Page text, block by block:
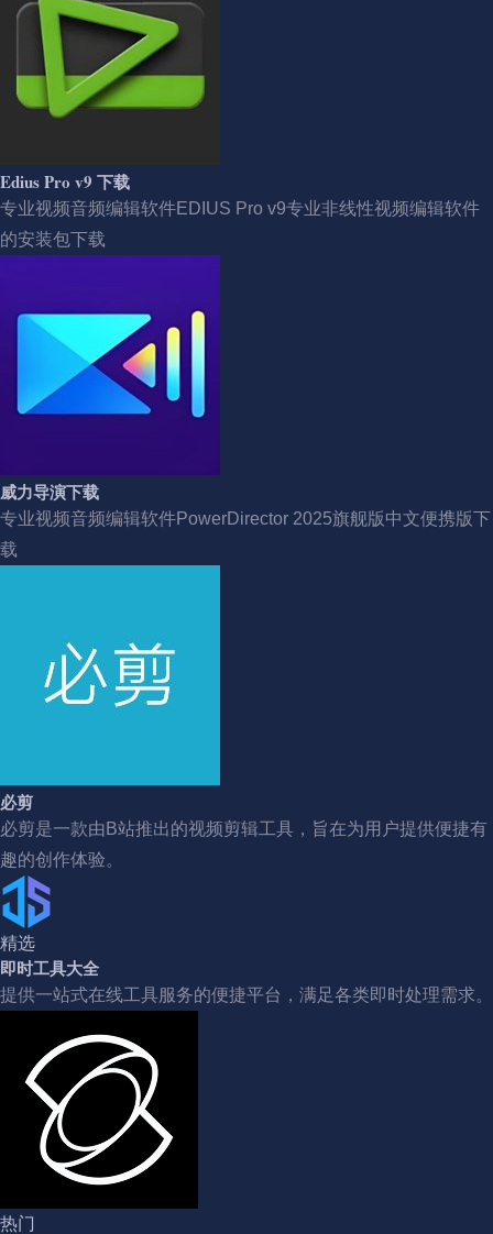
Edius Pro v9 下载
专业视频音频编辑软件EDIUS Pro v9专业非线性视频编辑软件
的安装包下载
威力导演下载
专业视频音频编辑软件PowerDirector 2025旗舰版中文便携版下
载
必剪
必剪是一款由B站推出的视频剪辑工具，旨在为用户提供便捷有
趣的创作体验。
精选
即时工具大全
提供一站式在线工具服务的便捷平台，满足各类即时处理需求。
热门